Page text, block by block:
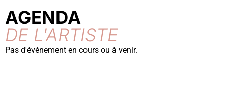
AGENDA
DE L'ARTISTE
Pas d'événement en cours ou à venir.